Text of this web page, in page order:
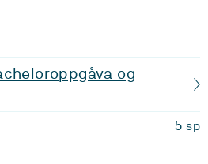
og
5 sp